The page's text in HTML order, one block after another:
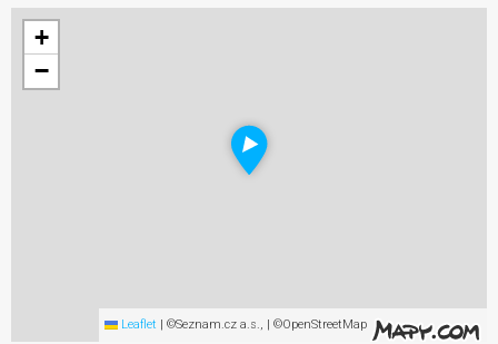
+
−
Leaflet | ©Seznam.cz a.s., | ©OpenStreetMap